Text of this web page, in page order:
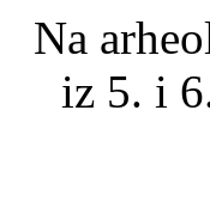
Na
iz 5. i